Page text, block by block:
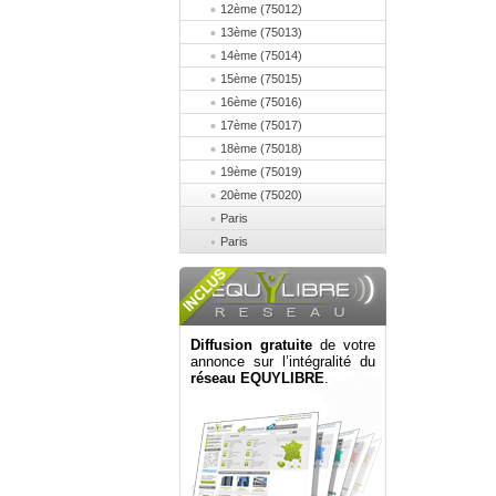
12ème (75012)
13ème (75013)
14ème (75014)
15ème (75015)
16ème (75016)
17ème (75017)
18ème (75018)
19ème (75019)
20ème (75020)
Paris
Paris
Diffusion gratuite de votre
annonce sur l’intégralité du
réseau EQUYLIBRE.